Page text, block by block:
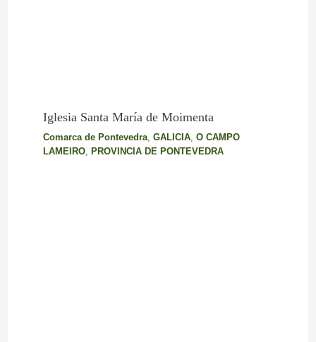
Iglesia Santa María de Moimenta
Comarca de Pontevedra, GALICIA, O CAMPO
LAMEIRO, PROVINCIA DE PONTEVEDRA